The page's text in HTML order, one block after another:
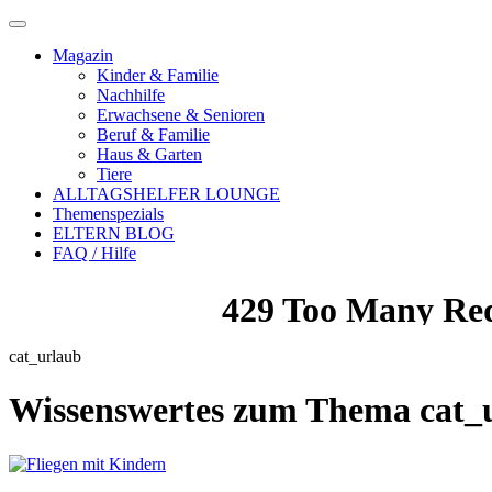
Magazin
Kinder & Familie
Nachhilfe
Erwachsene & Senioren
Beruf & Familie
Haus & Garten
Tiere
ALLTAGSHELFER LOUNGE
Themenspezials
ELTERN BLOG
FAQ / Hilfe
cat_urlaub
Wissenswertes zum Thema